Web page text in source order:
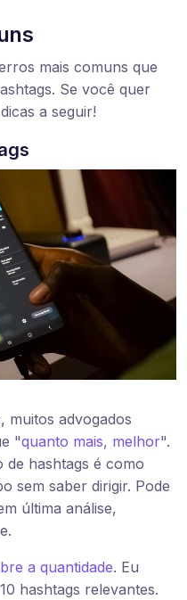
mais comuns que
Se você quer
a seguir!
muitos advogados
"quanto mais, melhor".
de hashtags é como
sem saber dirigir. Pode
última análise,
a quantidade. Eu
hashtags relevantes.